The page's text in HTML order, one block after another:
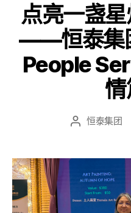
点亮一盏
——恒泰集
People
恒泰集团